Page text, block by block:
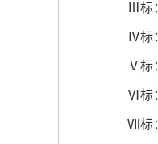
Ⅲ标：
Ⅳ标：
Ⅴ标：
Ⅵ标：
Ⅶ标：